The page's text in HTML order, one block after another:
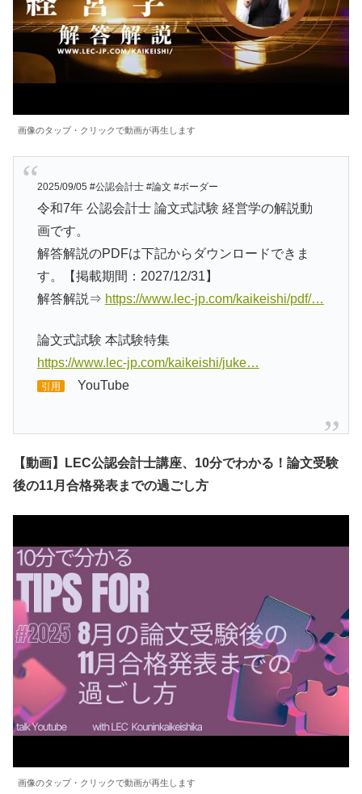
画像のタップ・クリックで動画が再生します
2025/09/05 #公認会計士 #論文 #ボーダー
令和7年 公認会計士 論文式試験 経営学の解説動
画です。
解答解説のPDFは下記からダウンロードできま
す。【掲載期間：2027/12/31】
解答解説⇒ https://www.lec-jp.com/kaikeishi/pdf/…
論文式試験 本試験特集
https://www.lec-jp.com/kaikeishi/juke…
引用 YouTube
【動画】LEC公認会計士講座、10分でわかる！論文受験
後の11月合格発表までの過ごし方
画像のタップ・クリックで動画が再生します